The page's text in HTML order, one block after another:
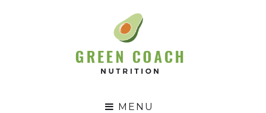
GCN
MENU